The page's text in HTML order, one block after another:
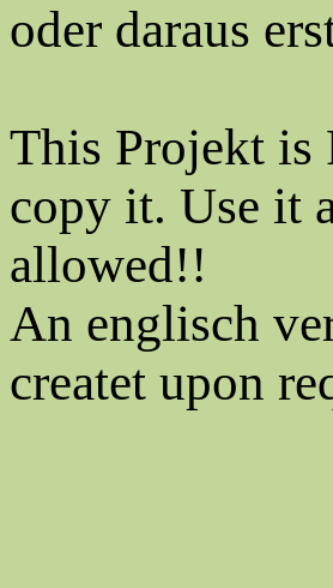
oder daraus
This Projekt is
copy it. Use it
allowed!!
An englisch
createt upon